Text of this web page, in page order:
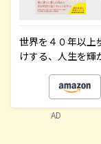
世界を４０年以上
けする、人生を輝
AD